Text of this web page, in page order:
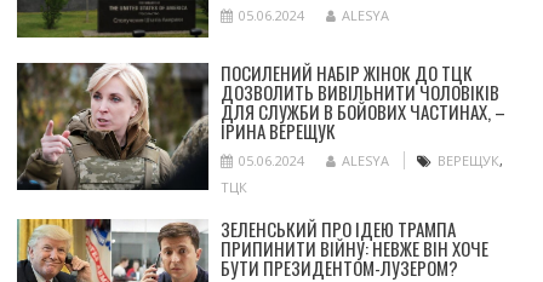
05.06.2024 ALESYA
ПОСИЛЕНИЙ НАБІР ЖІНОК ДО ТЦК
ДОЗВОЛИТЬ ВИВІЛЬНИТИ ЧОЛОВІКІВ
ДЛЯ СЛУЖБИ В БОЙОВИХ ЧАСТИНАХ, –
ІРИНА ВЕРЕЩУК
05.06.2024 ALESYA ВЕРЕЩУК,
ТЦК
ЗЕЛЕНСЬКИЙ ПРО ІДЕЮ ТРАМПА
ПРИПИНИТИ ВІЙНУ: НЕВЖЕ ВІН ХОЧЕ
БУТИ ПРЕЗИДЕНТОМ-ЛУЗЕРОМ?